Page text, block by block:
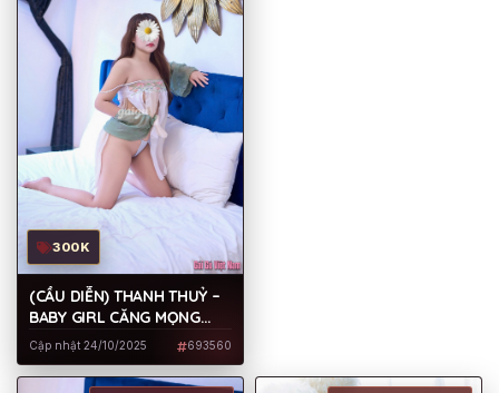
300K
(CẦU DIỄN) THANH THUỶ –
BABY GIRL CĂNG MỌNG
NƯỚC, NGƯỜI TÌNH MUÔN
THUỞ CỦA ANH EM CHECK
HÀNG
Cập nhật 24/10/2025 693560